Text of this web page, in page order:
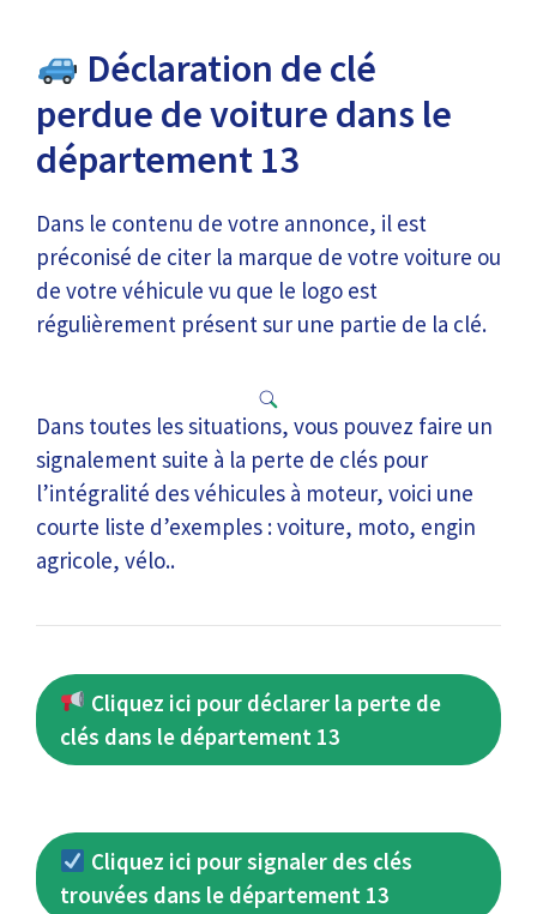
Déclaration de clé
perdue de voiture dans le
département 13
Dans le contenu de votre annonce, il est
préconisé de citer la marque de votre voiture ou
de votre véhicule vu que le logo est
régulièrement présent sur une partie de la clé.
Dans toutes les situations, vous pouvez faire un
signalement suite à la perte de clés pour
l’intégralité des véhicules à moteur, voici une
courte liste d’exemples : voiture, moto, engin
agricole, vélo..
Cliquez ici pour déclarer la perte de
clés dans le département 13
Cliquez ici pour signaler des clés
trouvées dans le département 13